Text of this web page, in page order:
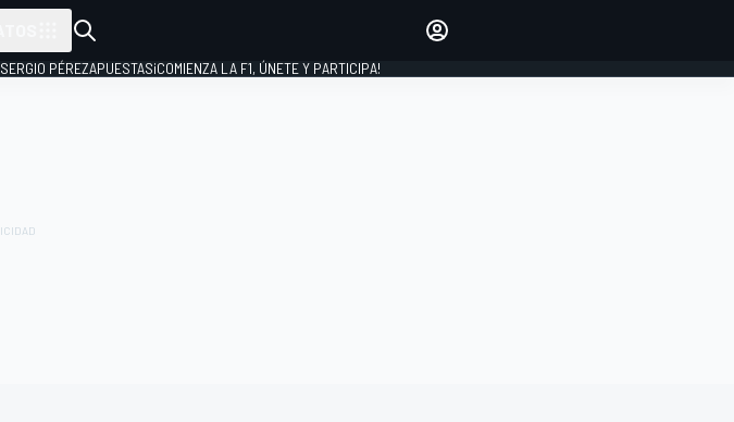
INICIAR SESIÓN
SERGIO PÉREZAPUESTAS¡COMIENZA LA F1, ÚNETE Y PARTICIPA!